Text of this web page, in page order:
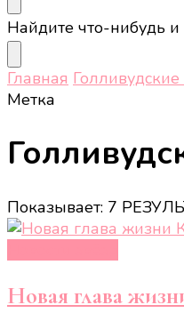
Ищите
что-
то?
Найдите что-нибудь
Главная
Метка
Показывает: 7
Новая глава